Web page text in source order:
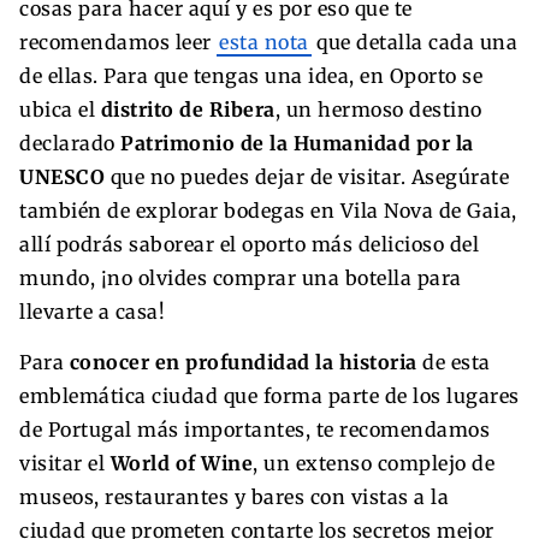
cosas para hacer aquí y es por eso que te
recomendamos leer esta nota que detalla cada una
de ellas. Para que tengas una idea, en Oporto se
ubica el distrito de Ribera, un hermoso destino
declarado Patrimonio de la Humanidad por la
UNESCO que no puedes dejar de visitar. Asegúrate
también de explorar bodegas en Vila Nova de Gaia,
allí podrás saborear el oporto más delicioso del
mundo, ¡no olvides comprar una botella para
llevarte a casa!
Para conocer en profundidad la historia de esta
emblemática ciudad que forma parte de los lugares
de Portugal más importantes, te recomendamos
visitar elWorld of Wine, un extenso complejo de
museos, restaurantes y bares con vistas a la
ciudad que prometen contarte los secretos mejor